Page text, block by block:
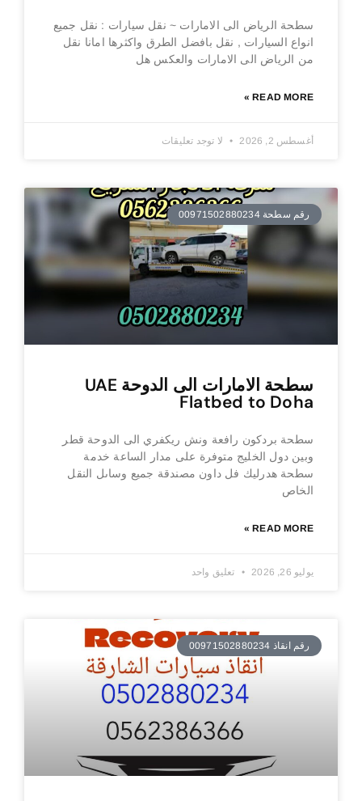
سطحة الرياض الى الامارات ~ نقل سيارات : نقل جميع
انواع السيارات , نقل بافضل الطرق واكثرها امانا نقل
من الرياض الى الامارات والعكس هل
READ MORE »
أغسطس 2, 2026 لا توجد تعليقات
رقم سطحة 00971502880234
سطحة الامارات الى الدوحة UAE
Flatbed to Doha
سطحة بردكون رافعة ونش ريكفري الى الدوحة قطر
وبين دول الخليج متوفرة على مدار الساعة خدمة
سطحة هدرليك فل داون مصندقة جميع وساىل النقل
الخاص
READ MORE »
يوليو 26, 2026 تعليق واحد
رقم انقاذ 00971502880234